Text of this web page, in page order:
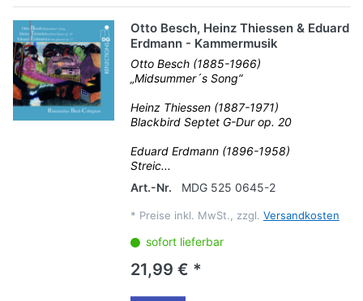
Otto Besch, Heinz Thiessen & Eduard
Erdmann - Kammermusik
Otto Besch (1885-1966)
„Midsummer´s Song“
Heinz Thiessen (1887-1971)
Blackbird Septet G-Dur op. 20
Eduard Erdmann (1896-1958)
Streic...
Art.-Nr.
MDG 525 0645-2
* Preise inkl. MwSt., zzgl. Versandkosten
sofort lieferbar
21,99 € *